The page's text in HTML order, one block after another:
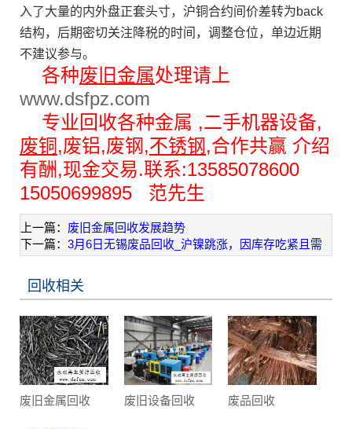
入了大量的内外盘正套头寸，沪铜合约间价差转为back
结构，后期密切关注降税的时间，调整仓位，单边近期
不建议参与。
各种废旧金属处理请上
www.dsfpz.com
专业回收各种金属 ,二手机器设备,
废铜,废铝,废钢,不锈钢,合作共赢 介绍
有酬,现金交易.联系:13585078600
15050699895 范先生
上一篇： 废旧金属回收发展趋势
下一篇： 3月6日无锡废品回收_沪镍跳涨，因库存吃紧且需
回收相关
废旧金属回收 废旧设备回收 废品回收